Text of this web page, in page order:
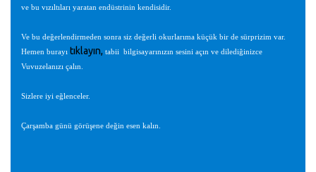
ve bu vızıltıları yaratan endüstrinin kendisidir.
Ve bu değerlendirmeden sonra siz değerli okurlarıma küçük bir de sürprizim var.
Hemen burayı tıklayın, tabii
bilgisayarınızın sesini açın ve dilediğinizce
Vuvuzelanızı çalın.
Sizlere iyi eğlenceler.
Çarşamba günü görüşene değin esen kalın.